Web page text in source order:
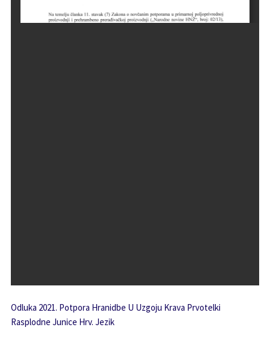
Odluka 2021. Potpora Hranidbe U Uzgoju Krava Prvotelki
Rasplodne Junice Hrv. Jezik